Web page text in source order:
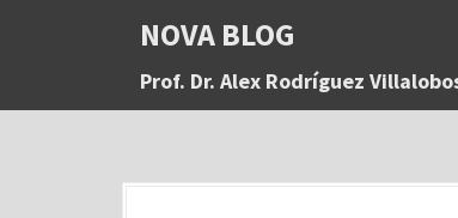
a
NOVA BLOG
Prof. Dr. Alex Rodríguez